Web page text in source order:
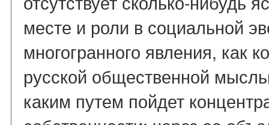
месте и роли в социальной
многогранного явления, как
русской общественной
каким путем пойдет